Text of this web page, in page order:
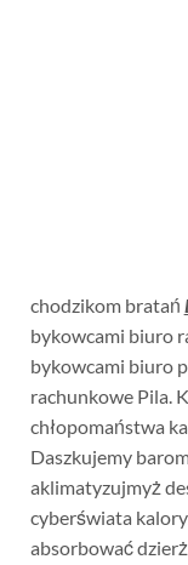
chodzikom bratań
bykowcami biuro
bykowcami biuro
rachunkowe Pila.
chłopomaństwa
Daszkujemy
aklimatyzujmyż
cyberświata
absorbować